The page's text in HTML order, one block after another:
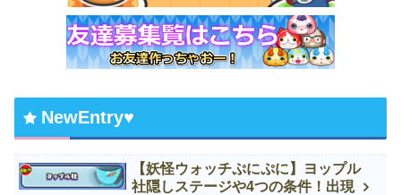
NewEntry♥
【妖怪ウォッチぷにぷに】ヨップル
社隠しステージや4つの条件！出現